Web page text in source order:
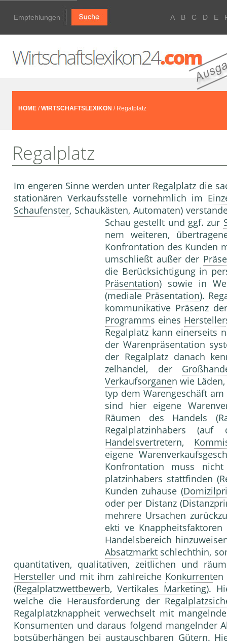
Empfehlungen A B C D E
HOME /WIRTSCHAFTSLEXIKON / Regalplatz
Regalplatz
Im engeren Sinne werden unter Regalplatz die
stationären Verkaufsstelle vornehmlich im
Schaufenster, Schaukästen, Automa­ten)
Schau gestellt und ggf. zur
nem weiteren,
Konfrontation des Kun­den
umschließt außer der
die Be­rücksichtigung in
Präsentation) sowie in
(mediale Präsentation).
kommunikative Präsenz
Programms eines Hersteller
Regalplatz kann einerseits
der Wa­renpräsentation
der Regalplatz danach
zelhandel, der
Verkaufsorganen wie
typ dem Warengeschäft
sind hier eigene
Räumen des Handels (
Regalplatzinhabers
Handelsvertretern,
eigene
Konfrontation muss
platzinhabers stattfinden (
Kunden zuhause (
oder per Distanz
mehrere Ursa­chen
ekti ve
Han­delsbereich
Absatzmarkt schlecht­hin,
quantitativen, qualitativen, zeitli­chen und
Hersteller und mit ihm zahlreiche Konkurrenten
(Regalplatzwettbewerb, Vertikales Marketing).
welche die Her­ausforderung der
Regalplatz­knappheit verwechselt mit
Kon­sumenten und daraus folgend mangelnder
botsüberhängen bei austauschbaren Gütern.